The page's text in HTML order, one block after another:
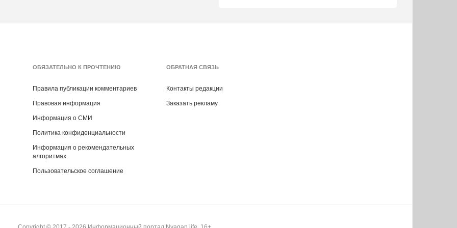
ОБЯЗАТЕЛЬНО К ПРОЧТЕНИЮ
Правила публикации комментариев
Правовая информация
Информация о СМИ
Политика конфиденциальности
Информация о рекомендательных
алгоритмах
Пользовательское соглашение
ОБРАТНАЯ СВЯЗЬ
Контакты редакции
Заказать рекламу